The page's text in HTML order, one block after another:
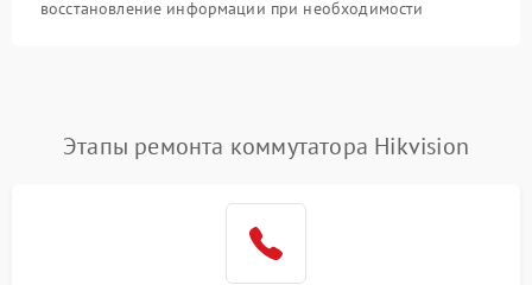
восстановление информации при необходимости
Этапы ремонта коммутатора Hikvision